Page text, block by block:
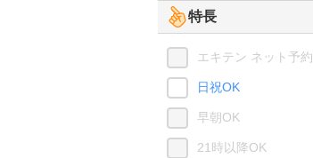
特長
エキテン ネット予約
日祝OK
早朝OK
21時以降OK